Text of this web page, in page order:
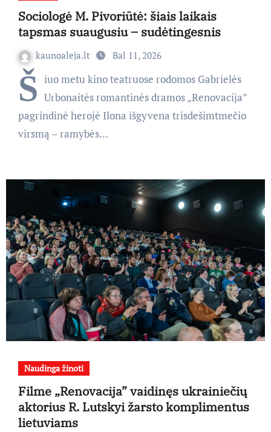
Sociologė M. Pivoriūtė: šiais laikais
tapsmas suaugusiu – sudėtingesnis
kaunoaleja.lt Bal 11, 2026
Š iuo metu kino teatruose rodomos Gabrielės
Urbonaitės romantinės dramos „Renovacija”
pagrindinė herojė Ilona išgyvena trisdešimtmečio
virsmą – ramybės…
Naudinga žinoti
Filme „Renovacija” vaidinęs ukrainiečių
aktorius R. Lutskyi žarsto komplimentus
lietuviams